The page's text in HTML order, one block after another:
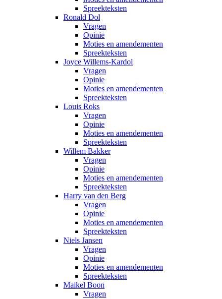
Spreekteksten
Ronald Dol
Vragen
Opinie
Moties en amendementen
Spreekteksten
Joyce Willems-Kardol
Vragen
Opinie
Moties en amendementen
Spreekteksten
Louis Roks
Vragen
Opinie
Moties en amendementen
Spreekteksten
Willem Bakker
Vragen
Opinie
Moties en amendementen
Spreekteksten
Harry van den Berg
Vragen
Opinie
Moties en amendementen
Spreekteksten
Niels Jansen
Vragen
Opinie
Moties en amendementen
Spreekteksten
Maikel Boon
Vragen